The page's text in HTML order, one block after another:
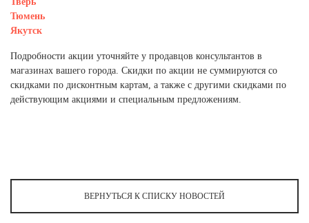
Тюмень
Якутск
Подробности акции уточняйте у продавцов консультантов в
магазинах вашего города. Скидки по акции не суммируются со
скидками по дисконтным картам, а также с другими скидками по
действующим акциями и специальным предложениям.
ВЕРНУТЬСЯ К СПИСКУ НОВОСТЕЙ